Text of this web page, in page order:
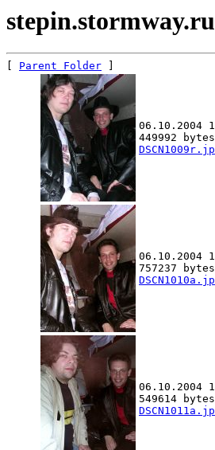
Parent Folder
06.10.2004
449992 bytes
06.10.2004
757237 bytes
06.10.2004
549614 bytes